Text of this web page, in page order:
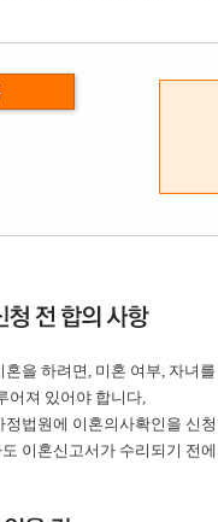
혼을 하려면, 미혼 여부, 자녀
어져 있어야 합니다,
정법원에 이혼의사확인을 신
이혼신고서가 수리되기 전